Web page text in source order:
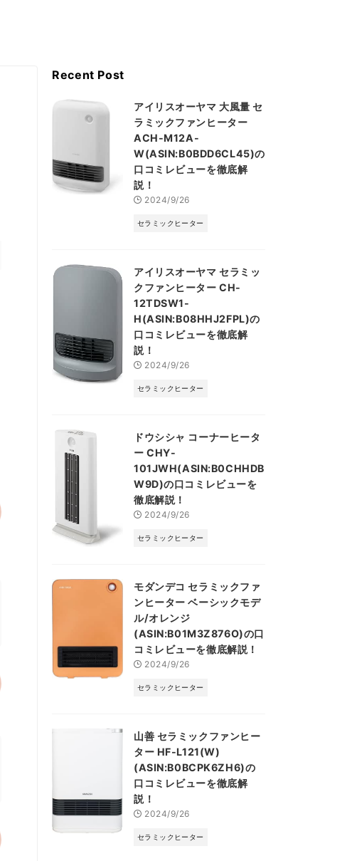
Recent Post
アイリスオーヤマ 大風量 セ
ラミックファンヒーター
ACH-M12A-
W(ASIN:B0BDD6CL45)の
口コミレビューを徹底解
説！
2024/9/26
セラミックヒーター
アイリスオーヤマ セラミッ
クファンヒーター CH-
12TDSW1-
H(ASIN:B08HHJ2FPL)の
口コミレビューを徹底解
説！
2024/9/26
セラミックヒーター
ドウシシャ コーナーヒータ
ー CHY-
101JWH(ASIN:B0CHHDB
W9D)の口コミレビューを
徹底解説！
2024/9/26
セラミックヒーター
モダンデコ セラミックファ
ンヒーター ベーシックモデ
ル/オレンジ
(ASIN:B01M3Z876O)の口
コミレビューを徹底解説！
2024/9/26
セラミックヒーター
山善 セラミックファンヒー
ター HF-L121(W)
(ASIN:B0BCPK6ZH6)の
口コミレビューを徹底解
説！
2024/9/26
セラミックヒーター